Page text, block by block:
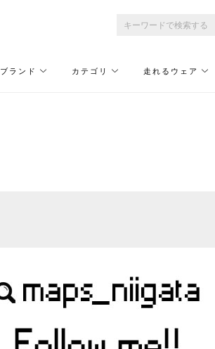
ブランド カテゴリ 走れるウェア